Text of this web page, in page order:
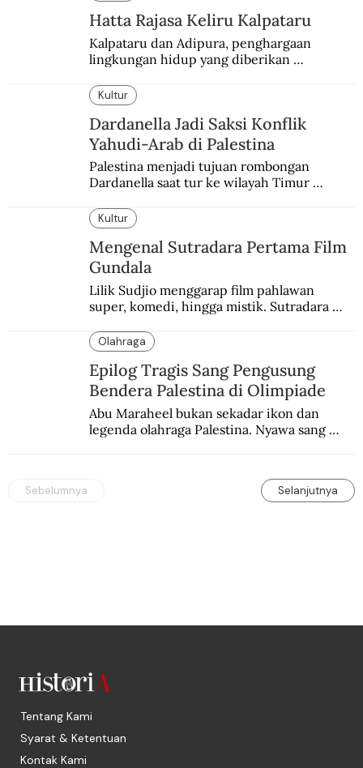
Hatta Rajasa Keliru Kalpataru
Kalpataru dan Adipura, penghargaan
lingkungan hidup yang diberikan
yang berbeda.
Kultur
Dardanella Jadi Saksi Konflik
Yahudi-Arab di Palestina
Palestina menjadi tujuan rombongan
Dardanella saat tur ke wilayah Timur
ketegangan antara orang Yahudi dan
penduduk Arab.
Kultur
Mengenal Sutradara Pertama Film
Gundala
Lilik Sudjio menggarap film pahlawan
super, komedi, hingga mistik. Sutradara
Olahraga
Epilog Tragis Sang Pengusung
Bendera Palestina di Olimpiade
Abu Maraheel bukan sekadar ikon dan
legenda olahraga Palestina. Nyawa sang
Sebelumnya Selanjutnya
Tentang Kami
Syarat & Ketentuan
Kontak Kami